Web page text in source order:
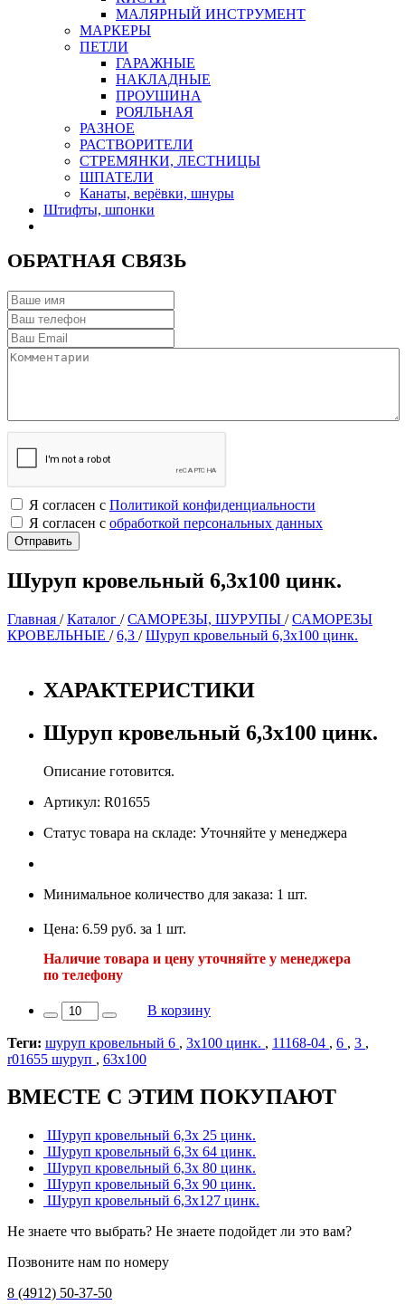
МАЛЯРНЫЙ ИНСТРУМЕНТ
МАРКЕРЫ
ПЕТЛИ
ГАРАЖНЫЕ
НАКЛАДНЫЕ
ПРОУШИНА
РОЯЛЬНАЯ
РАЗНОЕ
РАСТВОРИТЕЛИ
СТРЕМЯНКИ, ЛЕСТНИЦЫ
ШПАТЕЛИ
Канаты, верёвки, шнуры
Штифты, шпонки
ОБРАТНАЯ СВЯЗЬ
Я согласен с Политикой конфиденциальности
Я согласен с обработкой персональных данных
Шуруп кровельный 6,3х100 цинк.
Главная /Каталог /САМОРЕЗЫ, ШУРУПЫ /САМОРЕЗЫ
КРОВЕЛЬНЫЕ /6,3 /Шуруп кровельный 6,3х100 цинк.
ХАРАКТЕРИСТИКИ
Шуруп кровельный 6,3х100 цинк.
Описание готовится.
Артикул: R01655
Статус товара на складе: Уточняйте у менеджера
Минимальное количество для заказа: 1 шт.
Цена: 6.59 руб. за 1 шт.
Наличие товара и цену уточняйте у менеджера
по телефону
В корзину
Теги: шуруп кровельный 6 , 3х100 цинк. , 11168-04 , 6 , 3 ,
r01655 шуруп , 63х100
ВМЕСТЕ С ЭТИМ ПОКУПАЮТ
Шуруп кровельный 6,3х 25 цинк.
Шуруп кровельный 6,3х 64 цинк.
Шуруп кровельный 6,3х 80 цинк.
Шуруп кровельный 6,3х 90 цинк.
Шуруп кровельный 6,3х127 цинк.
Не знаете что выбрать? Не знаете подойдет ли это вам?
Позвоните нам по номеру
8 (4912) 50-37-50